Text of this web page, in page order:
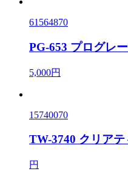
61564870
PG-653 プログレ
5,000円
15740070
TW-3740 クリア
円